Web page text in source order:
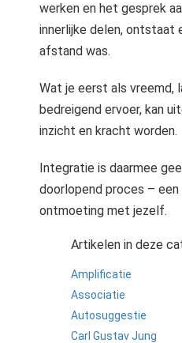
werken en het gesprek
innerlijke delen, ontstaat
afstand was.
Wat je eerst als vreemd,
bedreigend ervoer, kan
inzicht en kracht worden.
Integratie is daarmee
doorlopend proces –
ontmoeting met jezelf.
Artikelen in deze
Amplificatie
Associatie
Autosuggestie
Carl Gustav Jung